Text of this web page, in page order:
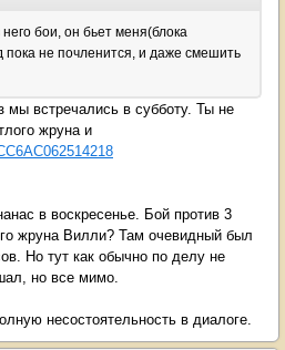
него бои, он бьет меня(блока
не почленится, и даже смешить
встречались в субботу. Ты не
жруна и
в воскресенье. Бой против 3
жруна Вилли? Там очевидный был
Но тут как обычно по делу не
но все мимо.
несостоятельность в диалоге.